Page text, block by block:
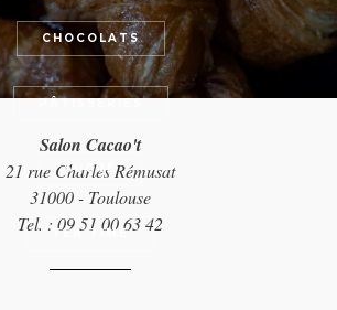
CHOCOLATS
SUCRÉ
TEA TIME
Salon Cacao't
21 rue Charles Rémusat
31000 - Toulouse
Tel. : 09 51 00 63 42